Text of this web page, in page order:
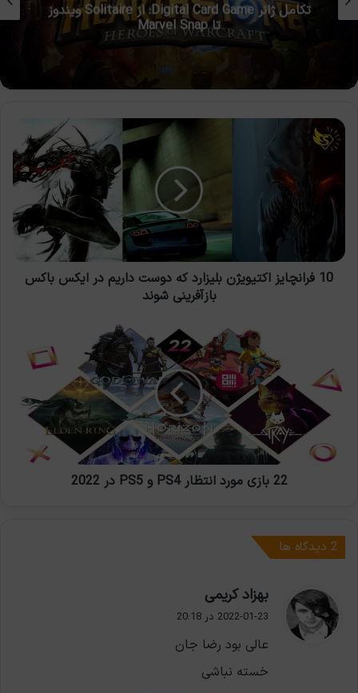
پدیده‌ی GamePassification: وقتی مالکیت بی‌معنا
می‌شود
10
فرانچایز
بلیزارد
دوست
داریم
ایکس
باکس 10 فرانچایز اکتیویژن بلیزارد که دوست داریم در ایکس باکس
بازآفرینی شوند
انتظار
PS4
2022
22 بازی مورد انتظار PS4 و PS5 در 2022
‫2 دیدگاه ها
بهزاد کریمی
ف
:
2022-01-23 در 20:18
عالی بود رضا جان
خسته نباشی